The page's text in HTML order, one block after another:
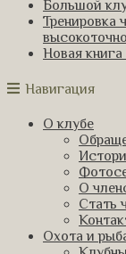
Большой
Тренировка
Новая
Навигация
О клубе
О
Стать
Охота и